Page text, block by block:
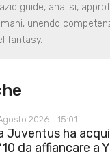
guide, analisi,
unendo
fantasy.
2026 - 15:01
Juventus ha
da affiancare a